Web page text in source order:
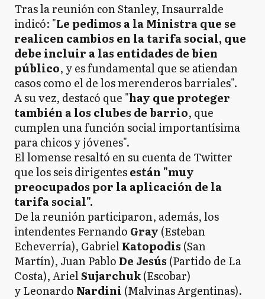
Tras la reunión con Stanley, Insaurralde
indicó: "Le pedimos a la Ministra que se
realicen cambios en la tarifa social, que
debe incluir a las entidades de bien
público, y es fundamental que se atiendan
casos como el de los merenderos barriales".
A su vez, destacó que "hay que proteger
también a los clubes de barrio, que
cumplen una función social importantísima
para chicos y jóvenes".
El lomense resaltó en su cuenta de Twitter
que los seis dirigentesestán "muy
preocupados por la aplicación de la
tarifa social".
De la reunión participaron, además, los
intendentes Fernando Gray (Esteban
Echeverría), GabrielKatopodis (San
Martín), Juan PabloDe Jesús (Partido de La
Costa), ArielSujarchuk(Escobar)
y Leonardo Nardini (Malvinas Argentinas).